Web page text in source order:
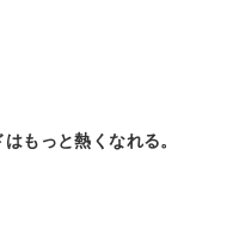
もっと熱くなれる。